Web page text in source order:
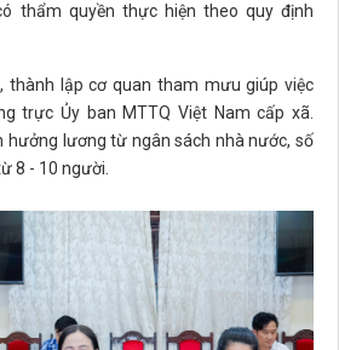
thẩm quyền thực hiện theo quy định
thành lập cơ quan tham mưu giúp việc
trực Ủy ban MTTQ Việt Nam cấp xã.
hưởng lương từ ngân sách nhà nước, số
8 - 10 người.